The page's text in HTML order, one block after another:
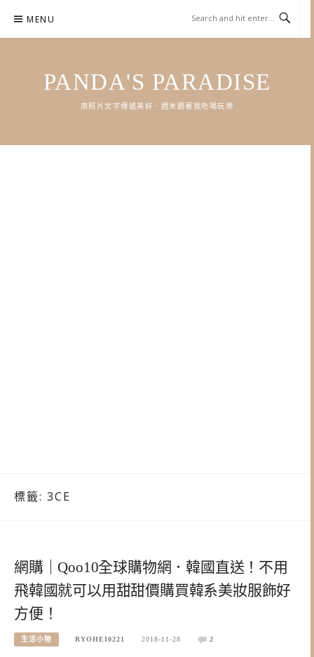
content
MENU
PANDA'S PARADISE
用照片文字傳遞美好．週末跟著我吃喝玩樂
標籤: 3CE
網購｜Qoo10全球購物網．韓國直送！不用
飛韓國就可以用甜甜價購買韓系美妝服飾好
方便！
生活小物 RYOHEI0221 2018-11-28 2